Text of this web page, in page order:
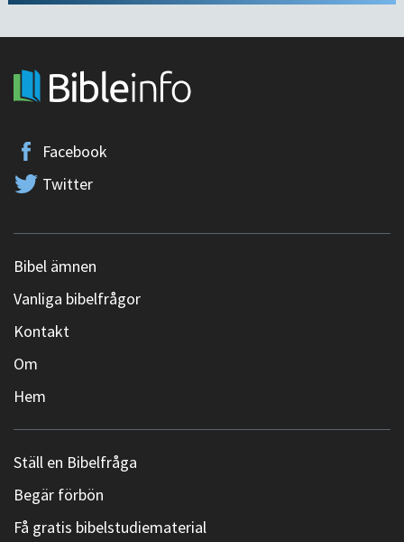
Facebook
Twitter
Bibel ämnen
Vanliga bibelfrågor
Kontakt
Om
Hem
Ställ en Bibelfråga
Begär förbön
Få gratis bibelstudiematerial